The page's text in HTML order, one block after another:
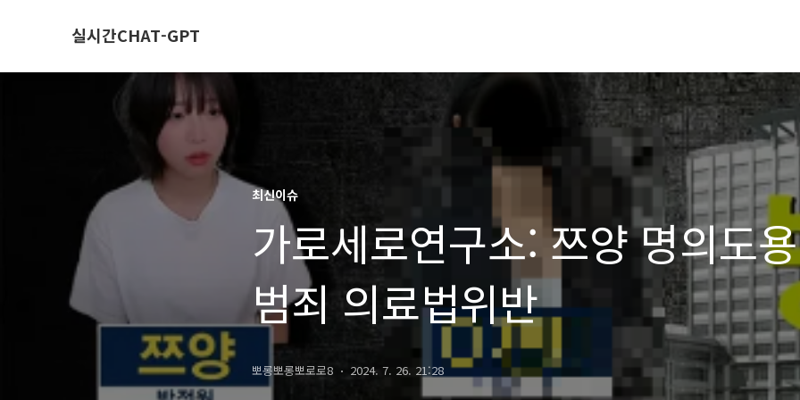
실시간CHAT-GPT
최신이슈
가로세로연구소: 쯔양 명의도용 수
범죄 의료법위반
뽀롱뽀롱뽀로로8 2024. 7. 26. 21:28